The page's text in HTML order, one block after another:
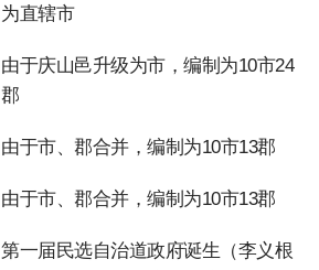
为直辖市
由于庆山邑升级为市，编制为10市24
郡
由于市、郡合并，编制为10市13郡
由于市、郡合并，编制为10市13郡
第一届民选自治道政府诞生（李义根